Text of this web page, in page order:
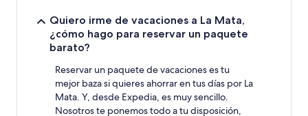
cambios.
condiciones
adicionales.
Quiero irme de vacaciones a La Mata,
¿cómo hago para reservar un paquete
barato?
Reservar un paquete de vacaciones es tu
mejor baza si quieres ahorrar en tus días por La
Mata. Y, desde Expedia, es muy sencillo.
Nosotros te ponemos todo a tu disposición,